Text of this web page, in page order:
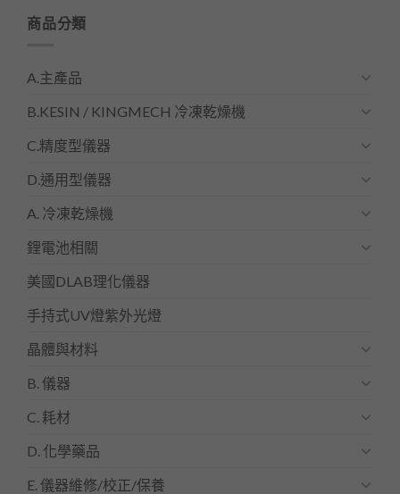
商品分類
A.主產品
B.KESIN / KINGMECH 冷凍乾燥機
C.精度型儀器
D.通用型儀器
A. 冷凍乾燥機
鋰電池相關
美國DLAB理化儀器
手持式UV燈紫外光燈
晶體與材料
B. 儀器
C. 耗材
D. 化學藥品
E. 儀器維修/校正/保養